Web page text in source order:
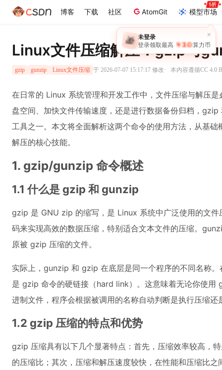
博客 下载 社区 AtomGit 模型市场
×
🎁 未登录
登录领取最高 ￥30 算力币
Linux文件压缩解压：gzip与
gzip gunzip Linux文件压缩 于 2026-07-07 15:17:17 修改· 本内容遵循CC 4.0
在日常的 Linux 系统管理和开发工作中，文件压缩与解压
盘空间、加快文件传输速度，还是进行数据备份归档，
工具之一。本文将全面解析这两个命令的使用方法，从基
解压的核心技能。
1. gzip/gunzip 命令概述
1.1 什么是 gzip 和 gunzip
gzip 是 GNU zip 的缩写，是 Linux 系统中广泛使用的文
码来实现高效的数据压缩，特别适合文本文件的压缩。
原被 gzip 压缩的文件。
实际上，gunzip 和 gzip 在底层是同一个程序的不同名称
是 gzip 命令的硬链接（hard link）。这意味着无论你使
进制文件，程序会根据被调用的名称自动判断是执行压缩还
1.2 gzip 压缩的特点和优势
gzip 压缩具有以下几个显著特点：首先，压缩效率较高，
的压缩比；其次，压缩和解压速度较快，在性能和压缩比